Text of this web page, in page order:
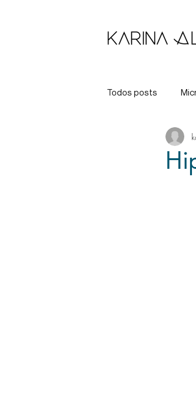
Todos posts
Longevidade